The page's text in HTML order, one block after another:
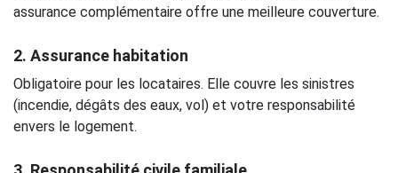
assurance complémentaire offre une meilleure couverture.
2. Assurance habitation
Obligatoire pour les locataires. Elle couvre les sinistres
(incendie, dégâts des eaux, vol) et votre responsabilité
envers le logement.